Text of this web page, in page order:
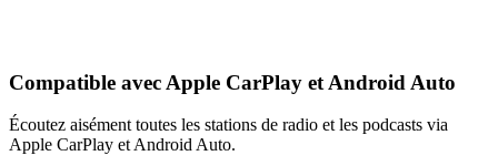
Compatible avec Apple CarPlay et Android Auto
Écoutez aisément toutes les stations de radio et les podcasts via
Apple CarPlay et Android Auto.